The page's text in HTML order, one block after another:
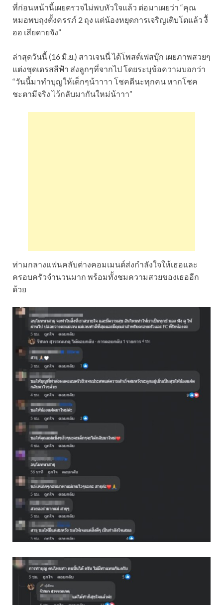
ที่ก่อนหน้านี้เผยตรวจไม่พบหัวใจแล้ว ต่อมาเผยว่า “คุณ
หมอพบถุงตั้งครรภ์ 2 ถุง แต่น้องหยุดการเจริญเติบโตแล้ว งื้
ออ เสียดายจัง”
ล่าสุดวันนี้ (16 มิ.ย.) สาวเจนนี่ ได้โพสต์เฟสบุ๊ก เผยภาพสวยๆ
แต่งชุดเดรสสีฟ้า ส่งลูกๆที่จากไป โดยระบุข้อความบอกว่า
“วันนี้มาทำบุญให้เด็กๆน้าาาา โชคดีนะทุกคน หากโชค
ชะตามีจริง ไว้กลับมากันใหม่น้าาา”
ท่ามกลางแฟนคลับต่างคอมเมนต์ส่งกำลังใจให้เธอและ
ครอบครัวจำนวนมาก พร้อมทั้งชมความสวยของเธออีก
ด้วย